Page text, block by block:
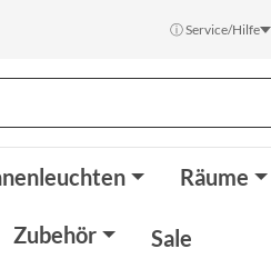
ⓘ Service/Hilfe
Räume
Zubehör Sale